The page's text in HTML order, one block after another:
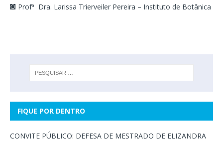
◙ Profª Dra. Larissa Trierveiler Pereira – Instituto de Botânica
FIQUE POR DENTRO
CONVITE PÚBLICO: DEFESA DE MESTRADO DE ELIZANDRA